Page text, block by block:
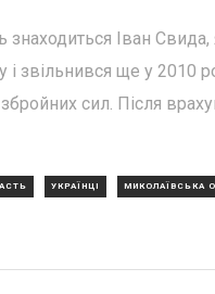
знаходиться Іван
звільнився ще у 2010
сил. Після
УКРАЇНЦІ МИКОЛАЇВСЬКА